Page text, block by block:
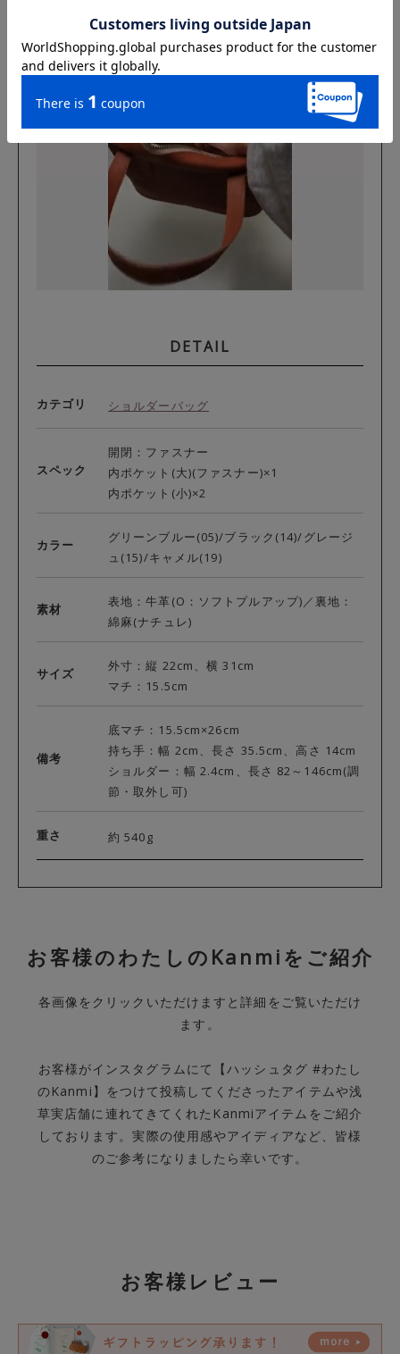
DETAIL
カテゴリ ショルダーバッグ
スペック
開閉：ファスナー
内ポケット(大)(ファスナー)×1
内ポケット(小)×2
カラー
グリーンブルー(05)/ブラック(14)/グレージ
ュ(15)/キャメル(19)
素材
表地：牛革(O：ソフトプルアップ)／裏地：
綿麻(ナチュレ)
サイズ
外寸：縦 22cm、横 31cm
マチ：15.5cm
備考
底マチ：15.5cm×26cm
持ち手：幅 2cm、長さ 35.5cm、高さ 14cm
ショルダー：幅 2.4cm、長さ 82～146cm(調
節・取外し可)
重さ 約 540g
お客様のわたしのKanmiをご紹介
各画像をクリックいただけますと詳細をご覧いただけ
ます。
お客様がインスタグラムにて【ハッシュタグ #わたし
のKanmi】をつけて投稿してくださったアイテムや浅
草実店舗に連れてきてくれたKanmiアイテムをご紹介
しております。実際の使用感やアイディアなど、皆様
のご参考になりましたら幸いです。
お客様レビュー